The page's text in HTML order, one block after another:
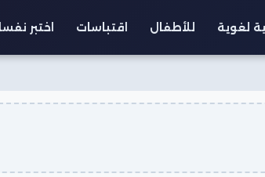
لغوية للأطفال اقتباسات اختبر